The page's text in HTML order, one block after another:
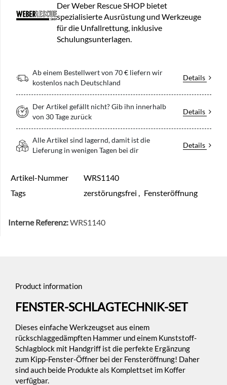
Der Weber Rescue SHOP bietet
spezialisierte Ausrüstung und Werkzeuge
für die Unfallrettung, inklusive
Schulungsunterlagen.
Ab einem Bestellwert von 70 € liefern wir
kostenlos nach Deutschland
Details
Der Artikel gefällt nicht? Gib ihn innerhalb
von 30 Tage zurück
Details
Alle Artikel sind lagernd, damit ist die
Lieferung in wenigen Tagen bei dir
Details
Artikel-Nummer
WRS1140
Tags
zerstörungsfrei , Fensteröffnung
Interne Referenz:WRS1140
Product information
FENSTER-SCHLAGTECHNIK-SET
Dieses einfache Werkzeugset aus einem
rückschlaggedämpften Hammer und einem Kunststoff-
Schlagblock mit Handgriff ist die perfekte Ergänzung
zum Kipp-Fenster-Öffner bei der Fensteröffnung! Daher
sind auch beide Produkte als Komplettset im Koffer
verfügbar.